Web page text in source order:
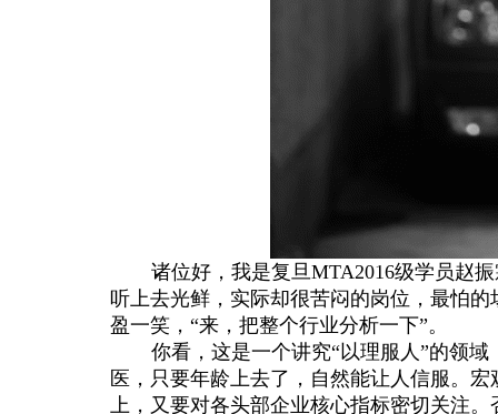
诸位好，我是复旦MTA2016级学员赵
听上去光鲜，实际却很苦闷的岗位，最怕
盈一笑，“来，把整个行业分析一下”。
你看，这是一个讲究“以理服人”的领
医，只要年龄上去了，自然能让人信服。
上，又要对各头部企业核心指标密切关注